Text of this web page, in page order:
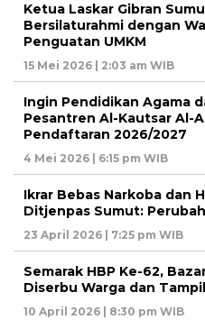
Ketua Laskar Gibran
Bersilaturahmi dengan
Penguatan UMKM
15 Mei 2026 | 2:03 am WIB
Ingin Pendidikan Agama
Pesantren Al-Kautsar Al-
Pendaftaran 2026/2027
4 Mei 2026 | 6:15 pm WIB
Ikrar Bebas Narkoba dan
Ditjenpas Sumut:
23 April 2026 | 7:25 pm WIB
Semarak HBP Ke-62,
Diserbu Warga dan
10 April 2026 | 8:30 pm WIB